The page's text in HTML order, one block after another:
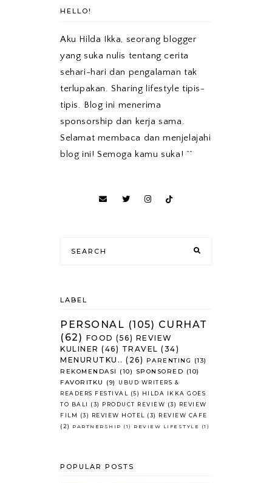
HELLO!
Aku Hilda Ikka, seorang blogger
yang suka nulis tentang cerita
sehari-hari dan pengalaman tak
terlupakan. Sharing lifestyle tipis-
tipis. Blog ini menerima
sponsorship dan kerja sama.
Selamat membaca dan menjelajahi
blog ini! Semoga kamu suka! ^^
LABEL
PERSONAL (105) CURHAT
(62) FOOD (56) REVIEW
KULINER (46) TRAVEL (34)
MENURUTKU.. (26) PARENTING
(13)
REKOMENDASI
(10) SPONSORED (10)
FAVORITKU
(9)
UBUD WRITERS &
READERS FESTIVAL
(5)
HILDA IKKA GOES
TO BALI
(3) PRODUCT REVIEW (3)
REVIEW
FILM
(3) REVIEW HOTEL (3)
REVIEW CAFE
(2)
PARTNERSHIP (1) REVIEW LIFESTYLE (1)
POPULAR POSTS